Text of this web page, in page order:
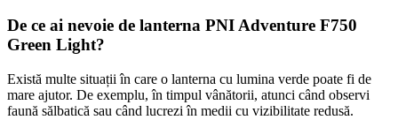
De ce ai nevoie de lanterna PNI Adventure F750
Green Light?
Există multe situații în care o lanterna cu lumina verde poate fi de
mare ajutor. De exemplu, în timpul vânătorii, atunci când observi
faună sălbatică sau când lucrezi în medii cu vizibilitate redusă.